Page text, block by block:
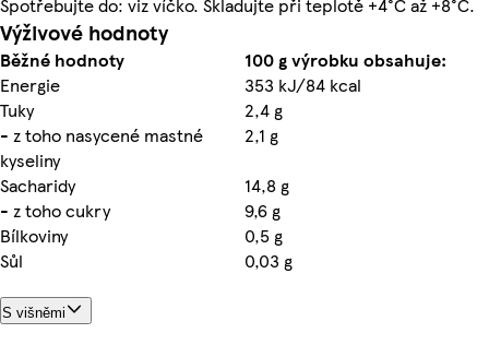
Spotřebujte do: viz víčko. Skladujte při teplotě +4°C až +8°C.
Výživové hodnoty
Běžné hodnoty
100 g výrobku obsahuje:
Energie
353 kJ/84 kcal
Tuky
2,4 g
- z toho nasycené mastné
kyseliny
2,1 g
Sacharidy
14,8 g
- z toho cukry
9,6 g
Bílkoviny
0,5 g
Sůl
0,03 g
S višněmi